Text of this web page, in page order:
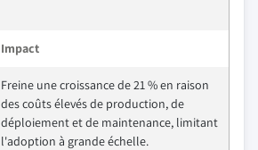
Impact
Freine une croissance de 21 % en raison
des coûts élevés de production, de
déploiement et de maintenance, limitant
l'adoption à grande échelle.